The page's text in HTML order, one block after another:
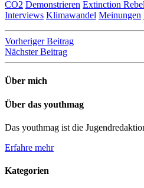
CO2 Demonstrieren Extinction
Interviews Klimawandel Meinungen
Beitragsnavigation
Vorheriger Beitrag
Nächster Beitrag
Über mich
Über das youthmag
Das youthmag ist die
Erfahre mehr
Kategorien